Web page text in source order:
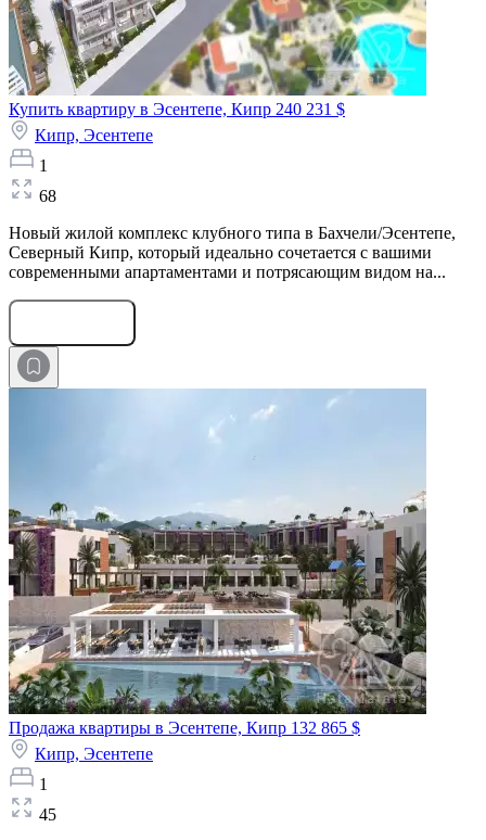
Купить квартиру в Эсентепе, Кипр 240 231 $
Кипр, Эсентепе
1
68
Новый жилой комплекс клубного типа в Бахчели/Эсентепе,
Северный Кипр, который идеально сочетается с вашими
современными апартаментами и потрясающим видом на...
Продажа квартиры в Эсентепе, Кипр 132 865 $
Кипр, Эсентепе
1
45